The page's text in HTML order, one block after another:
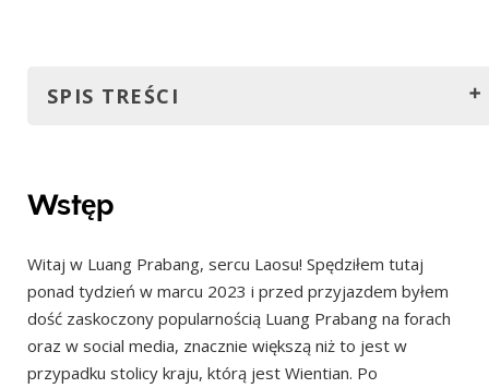
SPIS TREŚCI
Kiedy zaplanować wizytę w Luang Prabang?
Autobusy
Pociągi
Loty
Łódź z Tajlandii
Wstęp
Witaj w Luang Prabang, sercu Laosu! Spędziłem tutaj
ponad tydzień w marcu 2023 i przed przyjazdem byłem
dość zaskoczony popularnością Luang Prabang na forach
oraz w social media, znacznie większą niż to jest w
przypadku stolicy kraju, którą jest Wientian. Po